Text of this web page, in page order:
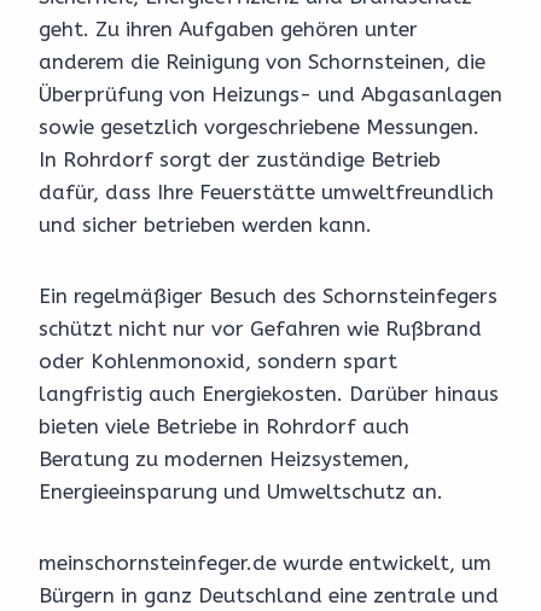
geht. Zu ihren Aufgaben gehören unter
anderem die Reinigung von Schornsteinen, die
Überprüfung von Heizungs- und Abgasanlagen
sowie gesetzlich vorgeschriebene Messungen.
In Rohrdorf sorgt der zuständige Betrieb
dafür, dass Ihre Feuerstätte umweltfreundlich
und sicher betrieben werden kann.
Ein regelmäßiger Besuch des Schornsteinfegers
schützt nicht nur vor Gefahren wie Rußbrand
oder Kohlenmonoxid, sondern spart
langfristig auch Energiekosten. Darüber hinaus
bieten viele Betriebe in Rohrdorf auch
Beratung zu modernen Heizsystemen,
Energieeinsparung und Umweltschutz an.
meinschornsteinfeger.de wurde entwickelt, um
Bürgern in ganz Deutschland eine zentrale und